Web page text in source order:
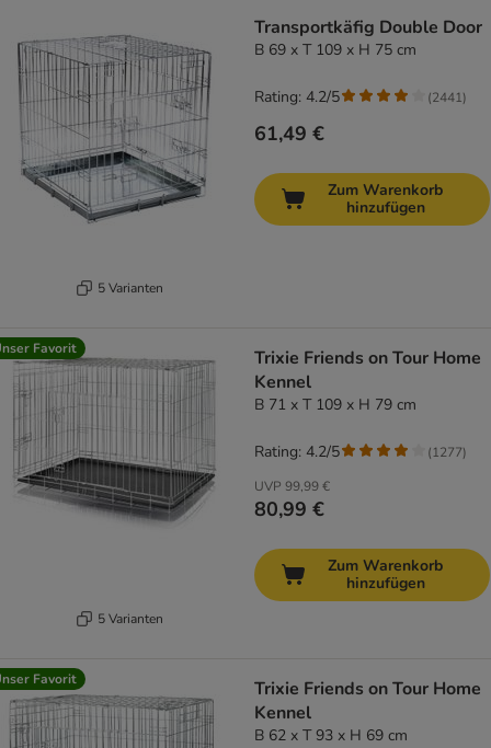
5 Varianten
Transportkäfig Double Door
B 69 x T 109 x H 75 cm
61,49 €
Rating: 4.2/5 (2441)
Zum Warenkorb
hinzufügen
Favorit
5 Varianten
Trixie Friends on Tour Home
Kennel
B 71 x T 109 x H 79 cm
UVP 99,99 €
80,99 €
Rating: 4.2/5 (1277)
Zum Warenkorb
hinzufügen
Favorit
Trixie Friends on Tour Home
Kennel
B 62 x T 93 x H 69 cm